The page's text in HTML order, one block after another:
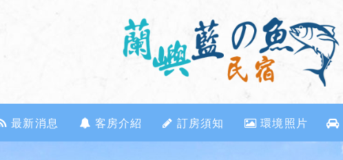
最新消息 客房介紹 訂房須知 環境照片